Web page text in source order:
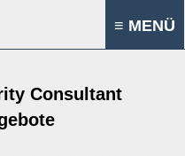
≡ MENÜ
Consultant